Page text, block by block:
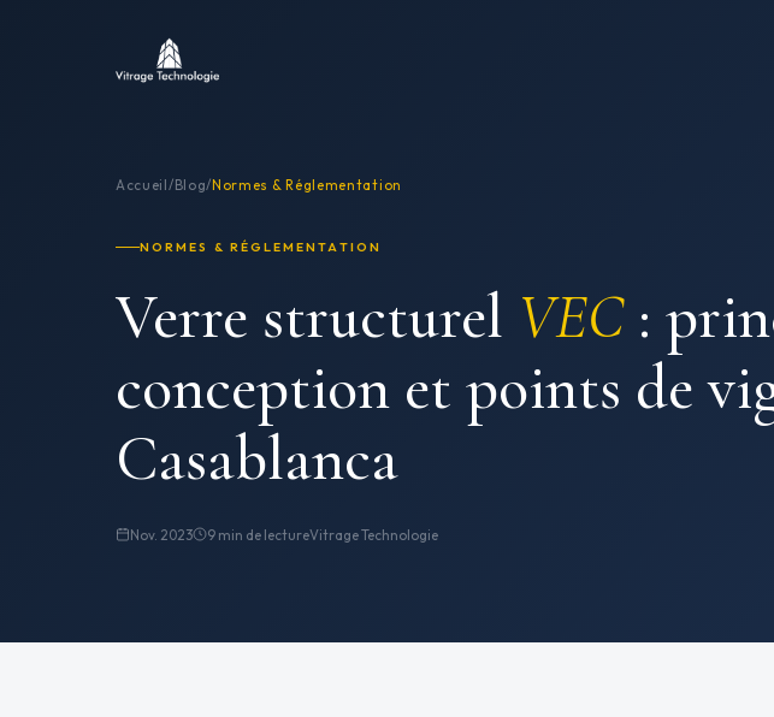
Accueil/Blog/Normes & Réglementation
NORMES & RÉGLEMENTATION
Verre structurel VEC:
conception et points de
Casablanca
Nov. 2023 9 min de lectureVitrage Technologie